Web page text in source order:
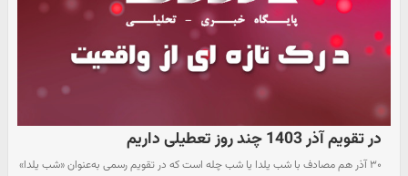
در تقویم آذر 1403 چند روز تعطیلی داریم
۳۰ آذر هم مصادف با شب یلدا یا شب چله است که در تقویم رسمی به‌عنوان «شب یلدا»